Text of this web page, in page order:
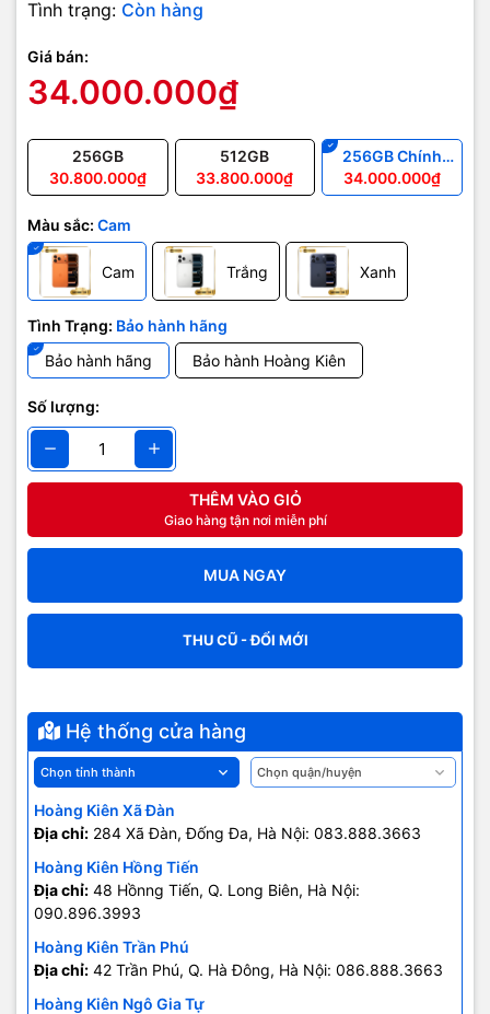
Tình trạng: Còn hàng
Giá bán:
34.000.000₫
256GB
30.800.000₫
512GB
33.800.000₫
256GB Chính
Hãng
34.000.000₫
Màu sắc: Cam
Cam Trắng Xanh
Tình Trạng: Bảo hành hãng
Bảo hành hãng
Bảo hành Hoàng Kiên
Số lượng:
THÊM VÀO GIỎ
Giao hàng tận nơi miễn phí
MUA NGAY
THU CŨ - ĐỔI MỚI
Hệ thống cửa hàng
Hoàng Kiên Xã Đàn
Địa chỉ: 284 Xã Đàn, Đống Đa, Hà Nội: 083.888.3663
Hoàng Kiên Hồng Tiến
Địa chỉ: 48 Hồnng Tiến, Q. Long Biên, Hà Nội:
090.896.3993
Hoàng Kiên Trần Phú
Địa chỉ: 42 Trần Phú, Q. Hà Đông, Hà Nội: 086.888.3663
Hoàng Kiên Ngô Gia Tự